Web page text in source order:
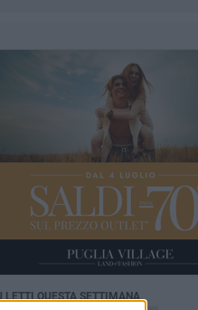
LETTI QUESTA SETTIMANA